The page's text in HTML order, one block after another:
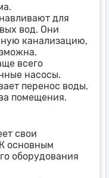
для
вод. Они
канализацию,
всего
насосы.
перенос воды,
помещения.
свои
основным
оборудования